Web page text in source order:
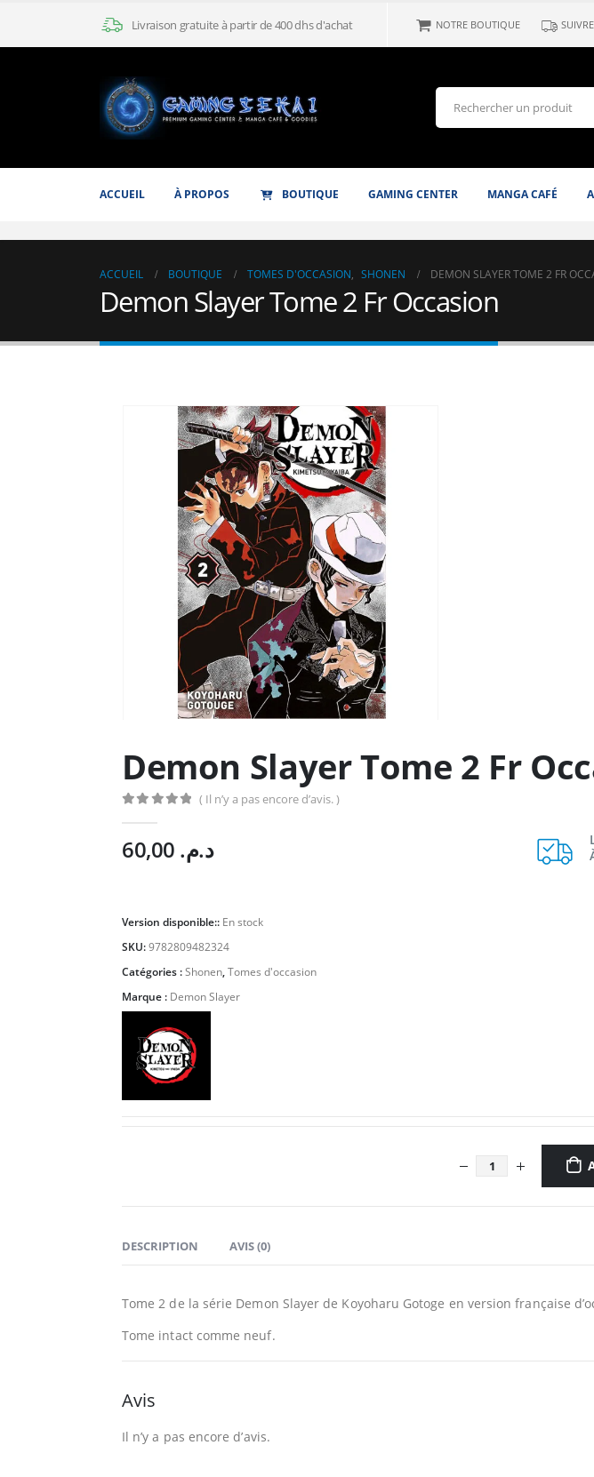
Livraison gratuite à partir de 400 dhs d'achat NOTRE BOUTIQUE
ACCUEIL À PROPOS BOUTIQUE GAMING CENTER MANGA CAFÉ
ACCUEIL BOUTIQUE TOMES D'OCCASION, SHONEN DEMON SLAYER TOME 2 FR
Demon Slayer Tome 2 Fr Occasion
Demon Slayer Tome 2 Fr
( Il n’y a pas encore d’avis. )
د.م.
Version disponible:: En stock
SKU:9782809482324
Catégories :Shonen,Tomes d'occasion
Marque : Demon Slayer
DESCRIPTION AVIS (0)
Tome 2 de la série Demon Slayer de Koyoharu Gotoge en version française
Tome intact comme neuf.
Avis
Il n’y a pas encore d’avis.